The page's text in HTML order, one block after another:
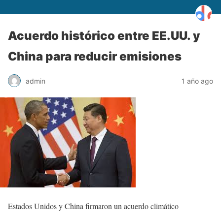
Acuerdo histórico entre EE.UU. y
China para reducir emisiones
admin 1 año ago
Estados Unidos y China firmaron un acuerdo climático